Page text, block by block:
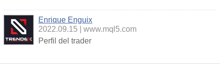
Enrique Enguix
2022.09.15
www.mql5.com
Perfil del trader